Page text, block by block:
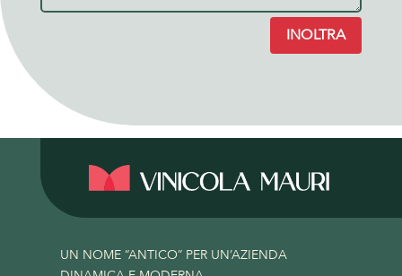
INOLTRA
UN NOME “ANTICO” PER UN’AZIENDA